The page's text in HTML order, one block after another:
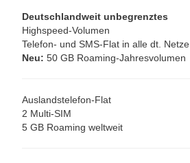
Deutschlandweit unbegrenztes
Highspeed-Volumen
Telefon- und SMS-Flat in alle dt. Netze
Neu: 50 GB Roaming-Jahresvolumen
Auslandstelefon-Flat
2 Multi-SIM
5 GB Roaming weltweit